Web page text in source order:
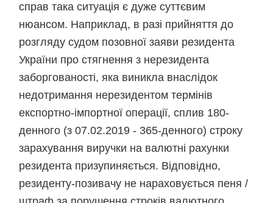
справ така ситуація є дуже суттєвим
нюансом. Наприклад, в разі прийняття до
розгляду судом позовної заяви резидента
України про стягнення з нерезидента
заборгованості, яка виникла внаслідок
недотримання нерезидентом термінів
експортно-імпортної операції, сплив 180-
денного (з 07.02.2019 - 365-денного) строку
зарахування виручки на валютні рахунки
резидента призупиняється. Відповідно,
резиденту-позивачу не нараховується пеня /